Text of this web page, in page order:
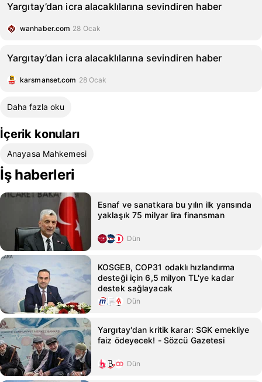
Yargıtay’dan icra alacaklılarına sevindiren haber
wanhaber.com 28 Ocak
Yargıtay’dan icra alacaklılarına sevindiren haber
karsmanset.com 28 Ocak
Daha fazla oku
İçerik konuları
Anayasa Mahkemesi
İş haberleri
Esnaf ve sanatkara bu yılın ilk yarısında
yaklaşık 75 milyar lira finansman
Dün
KOSGEB, COP31 odaklı hızlandırma
desteği için 6,5 milyon TL'ye kadar
destek sağlayacak
Dün
Yargıtay'dan kritik karar: SGK emekliye
faiz ödeyecek! - Sözcü Gazetesi
Dün